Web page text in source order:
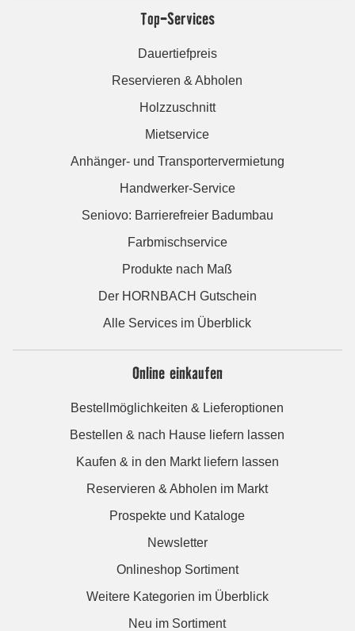
Top-Services
Dauertiefpreis
Reservieren & Abholen
Holzzuschnitt
Mietservice
Anhänger- und Transportervermietung
Handwerker-Service
Seniovo: Barrierefreier Badumbau
Farbmischservice
Produkte nach Maß
Der HORNBACH Gutschein
Alle Services im Überblick
Online einkaufen
Bestellmöglichkeiten & Lieferoptionen
Bestellen & nach Hause liefern lassen
Kaufen & in den Markt liefern lassen
Reservieren & Abholen im Markt
Prospekte und Kataloge
Newsletter
Onlineshop Sortiment
Weitere Kategorien im Überblick
Neu im Sortiment